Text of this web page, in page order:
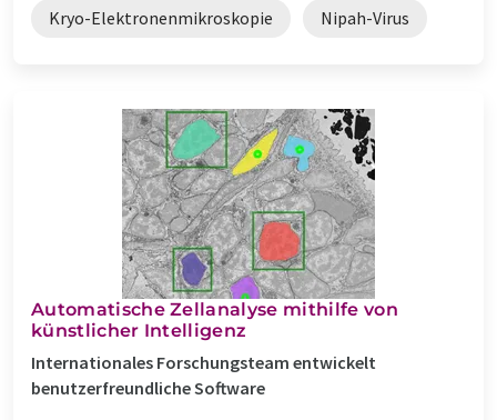
Kryo-Elektronenmikroskopie Nipah-Virus
Automatische Zellanalyse mithilfe von
künstlicher Intelligenz
Internationales Forschungsteam entwickelt
benutzerfreundliche Software